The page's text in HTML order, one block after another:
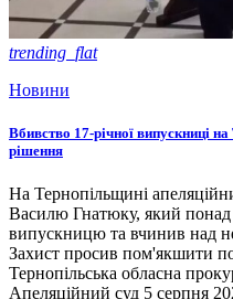
trending_flat
Новини
Вбивство 17-річної випускниці
рішення
На Тернопільщині
Василю Гнатюку, який понад
випускницю та вчинив над
Захист просив пом'якшити
Тернопільська обласна
Апеляційний суд 5 серпня